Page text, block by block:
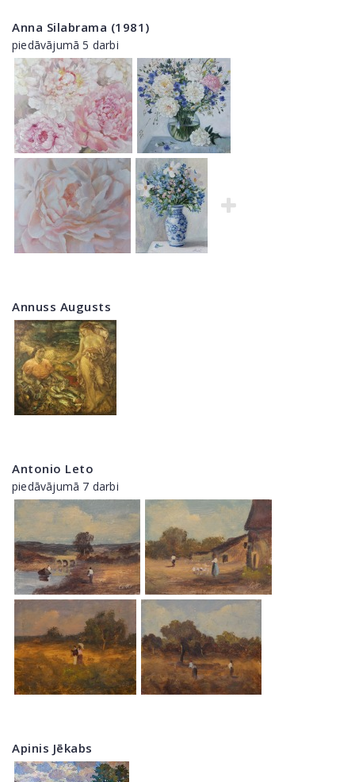
Anna Silabrama (1981)
piedāvājumā 5 darbi
Annuss Augusts
Antonio Leto
piedāvājumā 7 darbi
Apinis Jēkabs